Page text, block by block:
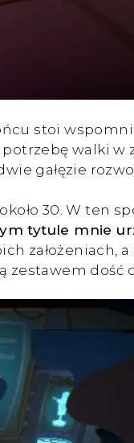
stoi
walki w
gałęzie
30. W ten
tytule mnie
założeniach, a
zestawem dość